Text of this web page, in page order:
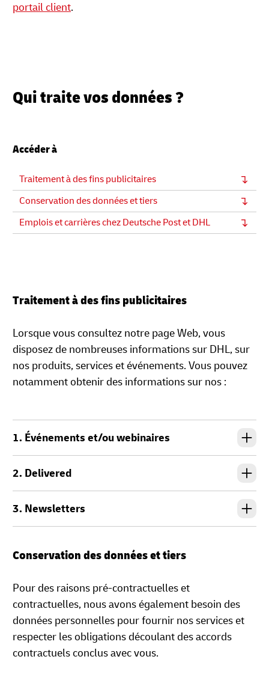
portail client.
Qui traite vos données ?
Accéder à
Traitement à des fins publicitaires
Conservation des données et tiers
Emplois et carrières chez Deutsche Post et DHL
Traitement à des fins publicitaires
Lorsque vous consultez notre page Web, vous
disposez de nombreuses informations sur DHL, sur
nos produits, services et événements. Vous pouvez
notamment obtenir des informations sur nos :
1. Événements et/ou webinaires
2. Delivered
3. Newsletters
Conservation des données et tiers
Pour des raisons pré-contractuelles et
contractuelles, nous avons également besoin des
données personnelles pour fournir nos services et
respecter les obligations découlant des accords
contractuels conclus avec vous.